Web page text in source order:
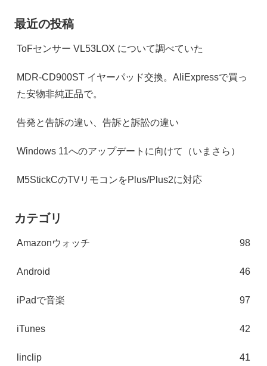
最近の投稿
ToFセンサー VL53LOX について調べていた
MDR-CD900ST イヤーパッド交換。AliExpressで買っ
た安物非純正品で。
告発と告訴の違い、告訴と訴訟の違い
Windows 11へのアップデートに向けて（いまさら）
M5StickCのTVリモコンをPlus/Plus2に対応
カテゴリ
Amazonウォッチ 98
Android 46
iPadで音楽 97
iTunes 42
linclip 41